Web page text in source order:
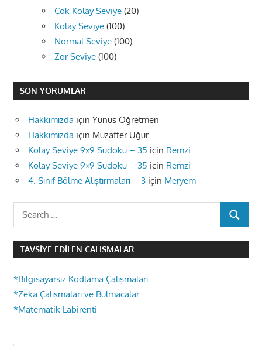
Çok Kolay Seviye (20)
Kolay Seviye (100)
Normal Seviye (100)
Zor Seviye (100)
SON YORUMLAR
Hakkımızda için Yunus Öğretmen
Hakkımızda için Muzaffer Uğur
Kolay Seviye 9×9 Sudoku – 35 için Remzi
Kolay Seviye 9×9 Sudoku – 35 için Remzi
4. Sınıf Bölme Alıştırmaları – 3 için Meryem
Search
for:
SEARCH
TAVSIYE EDILEN ÇALIŞMALAR
*Bilgisayarsız Kodlama Çalışmaları
*Zeka Çalışmaları ve Bulmacalar
*Matematik Labirenti